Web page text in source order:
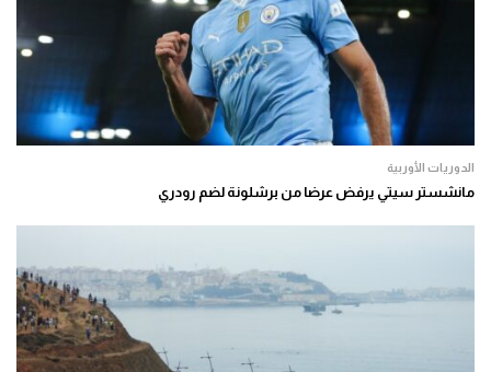
الدوريات الأوربية
مانشستر سيتي يرفض عرضا من برشلونة لضم رودري